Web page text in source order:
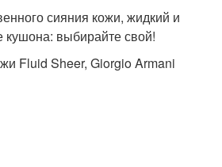
сияния кожи, жидкий и
выбирайте свой!
Fluid Sheer, Giorgio Armani